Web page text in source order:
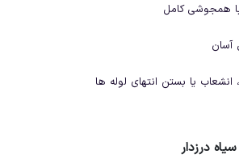
با همجوشی کامل
آسان
انشعاب یا بستن انتهای لوله ها
درزدار